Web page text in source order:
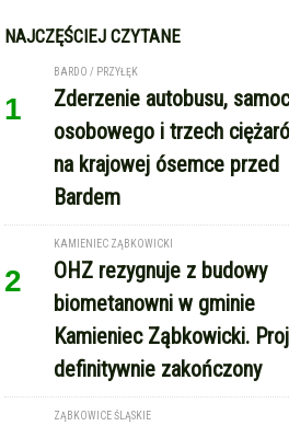
NAJCZĘŚCIEJ CZYTANE
1
BARDO / PRZYŁĘK
Zderzenie autobusu,
osobowego i trzech
na krajowej ósemce przed
Bardem
2
KAMIENIEC ZĄBKOWICKI
OHZ rezygnuje z budowy
biometanowni w gminie
Kamieniec Ząbkowicki.
definitywnie zakończony
ZĄBKOWICE ŚLĄSKIE